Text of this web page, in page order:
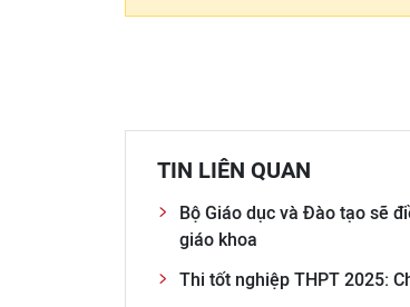
TIN LIÊN QUAN
Bộ Giáo dục và Đào tạo sẽ
giáo khoa
Thi tốt nghiệp THPT 2025: